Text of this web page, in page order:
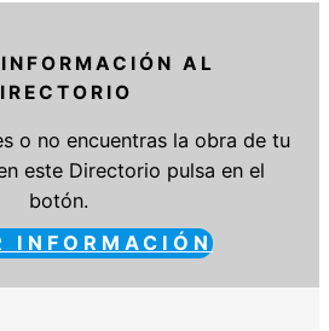
AL
o no encuentras la obra de tu
este Directorio pulsa en el
botón.
INFORMACIÓN